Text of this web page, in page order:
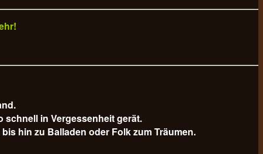
schnell in Vergessenheit gerät.
hin zu Balladen oder Folk zum Träumen.